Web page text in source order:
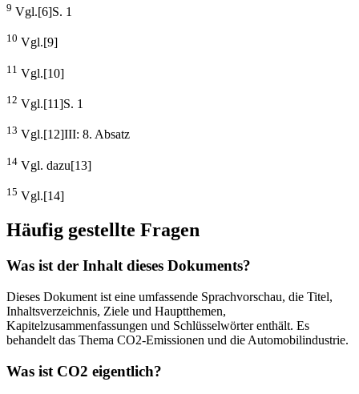
9 Vgl.[6]S. 1
10 Vgl.[9]
11 Vgl.[10]
12 Vgl.[11]S. 1
13 Vgl.[12]III: 8. Absatz
14 Vgl. dazu[13]
15 Vgl.[14]
Häufig gestellte Fragen
Was ist der Inhalt dieses Dokuments?
Dieses Dokument ist eine umfassende Sprachvorschau, die Titel,
Inhaltsverzeichnis, Ziele und Hauptthemen,
Kapitelzusammenfassungen und Schlüsselwörter enthält. Es
behandelt das Thema CO2-Emissionen und die Automobilindustrie.
Was ist CO2 eigentlich?